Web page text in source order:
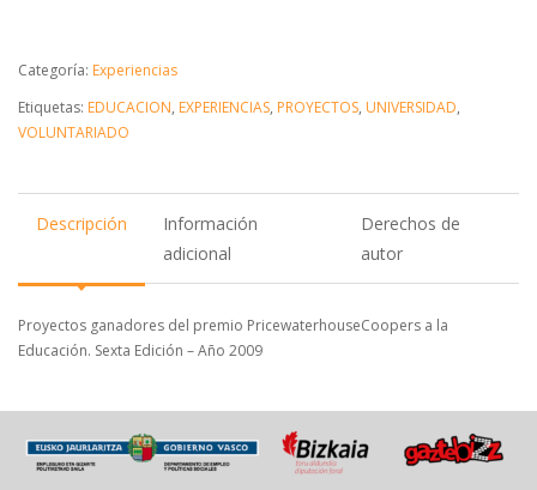
Categoría: Experiencias
Etiquetas: EDUCACION, EXPERIENCIAS, PROYECTOS, UNIVERSIDAD,
VOLUNTARIADO
Descripción
Información
adicional
Derechos de
autor
Proyectos ganadores del premio PricewaterhouseCoopers a la
Educación. Sexta Edición – Año 2009